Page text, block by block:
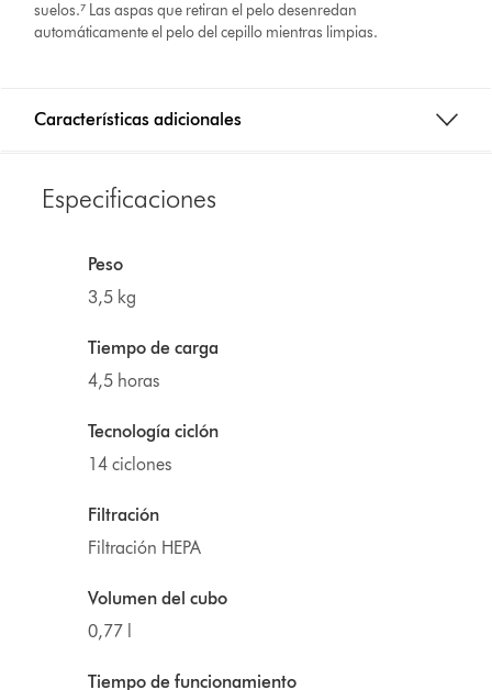
suelos.⁷ Las aspas que retiran el pelo desenredan
automáticamente el pelo del cepillo mientras limpias.
Características adicionales
Especificaciones
Peso
3,5 kg
Tiempo de carga
4,5 horas
Tecnología ciclón
14 ciclones
Filtración
Filtración HEPA
Volumen del cubo
0,77 l
Tiempo de funcionamiento